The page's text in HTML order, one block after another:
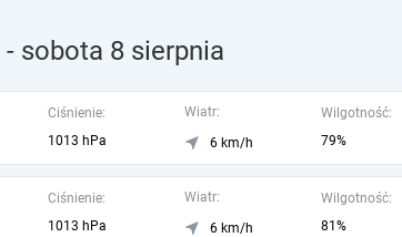
- sobota 8 sierpnia
Ciśnienie:
1013 hPa
Wiatr:
6 km/h
Wilgotność:
79%
Ciśnienie:
1013 hPa
Wiatr:
6 km/h
Wilgotność:
81%